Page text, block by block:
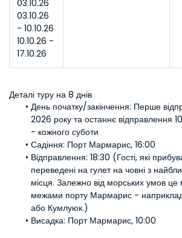
03.10.26
03.10.26
- 10.10.26
10.10.26 -
17.10.26
Деталі туру на 8 днів
День початку/закінчення: Перше
2026 року та останнє відправлення
- кожного суботи
Садіння: Порт Мармарис, 16:00
Відправлення: 18:30 (Гості, які
переведені на гулет на човні з
місця. Залежно від морських умов
межами порту Мармарис -
або Кумлуюк.)
Висадка: Порт Мармарис, 10:00